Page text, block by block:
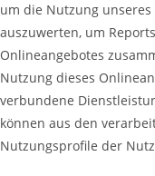
um die Nutzung
auszuwerten, um
Onlineangebotes
Nutzung dieses
verbundene
können aus den
Nutzungsprofile der